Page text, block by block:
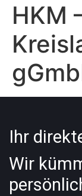
HKM
Ihr
Wir